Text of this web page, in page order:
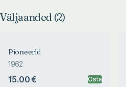
Väljaanded (2)
Pioneerid
1962
15.00 € Osta